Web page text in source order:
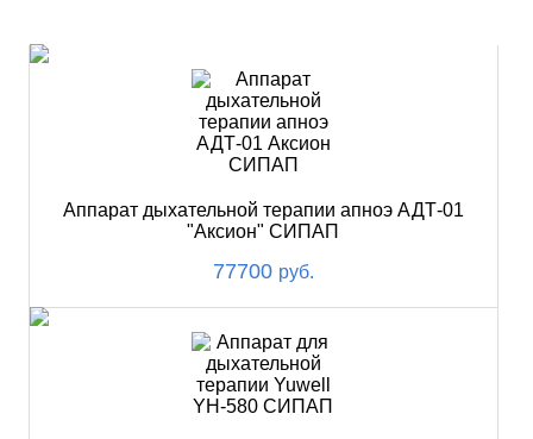
Аппарат дыхательной терапии апноэ АДТ-01
"Аксион" СИПАП
77700 руб.